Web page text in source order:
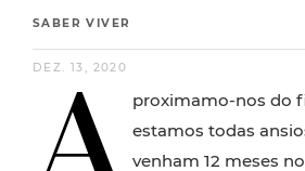
SABER VIVER
DEZ. 13, 2020
proximamo-nos do
estamos todas
venham 12 meses